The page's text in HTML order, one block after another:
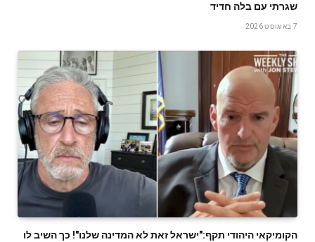
שגרתי עם בלה חדיד
7 באוגוסט 2026
הקומיקאי היהודי תקף:"ישראל זאת לא המדינה שלנו"! כך השיב לו